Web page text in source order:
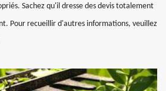
Sachez qu'il dresse des devis totalement
Pour recueillir d'autres informations, veuillez